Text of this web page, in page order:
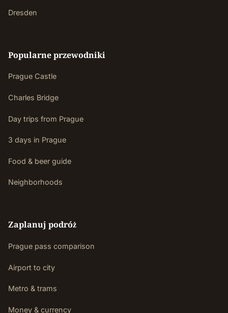
Dresden
Popularne przewodniki
Prague Castle
Charles Bridge
Day trips from Prague
3 days in Prague
Food & beer guide
Neighborhoods
Zaplanuj podróż
Prague pass comparison
Airport to city
Metro & trams
Money & currency